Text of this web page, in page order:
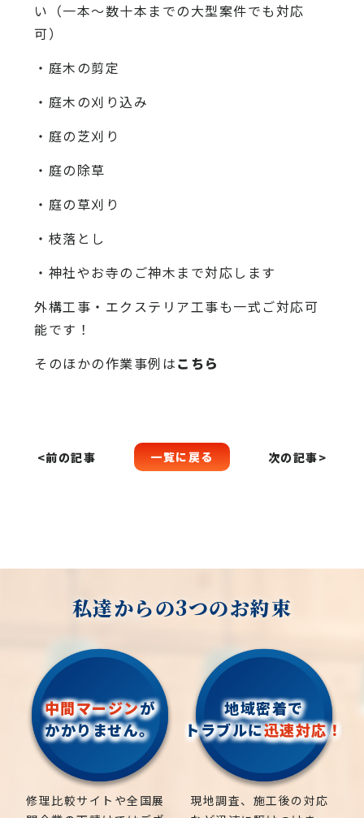
い（一本〜数十本までの大型案件でも対応
可）
・庭木の剪定
・庭木の刈り込み
・庭の芝刈り
・庭の除草
・庭の草刈り
・枝落とし
・神社やお寺のご神木まで対応します
外構工事・エクステリア工事も一式ご対応可
能です！
そのほかの作業事例はこちら
<前の記事 一覧に戻る 次の記事>
私達からの3つのお約束
中間マージンが
かかりません。
修理比較サイトや全国展
地域密着で
トラブルに迅速対応！
現地調査、施工後の対応